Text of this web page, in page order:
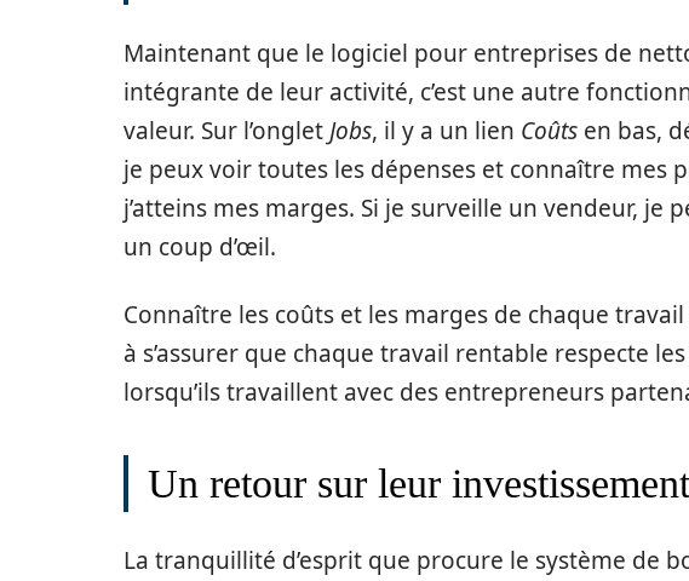
Maintenant que le logiciel pour entreprises de
intégrante de leur activité, c’est une autre
valeur. Sur l’onglet Jobs, il y a un lien Coûts en bas,
je peux voir toutes les dépenses et connaître mes
j’atteins mes marges. Si je surveille un vendeur, je
un coup d’œil.
Connaître les coûts et les marges de chaque
à s’assurer que chaque travail rentable respecte
lorsqu’ils travaillent avec des entrepreneurs
Un retour sur leur investissement
La tranquillité d’esprit que procure le système de